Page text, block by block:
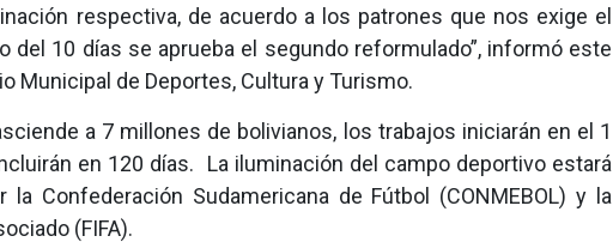
respectiva, de acuerdo a los patrones que nos exige el
del 10 días se aprueba el segundo reformulado”, informó este
Municipal de Deportes, Cultura y Turismo.
a 7 millones de bolivianos, los trabajos iniciarán en el 1
en 120 días. La iluminación del campo deportivo estará
Confederación Sudamericana de Fútbol (CONMEBOL) y la
(FIFA).